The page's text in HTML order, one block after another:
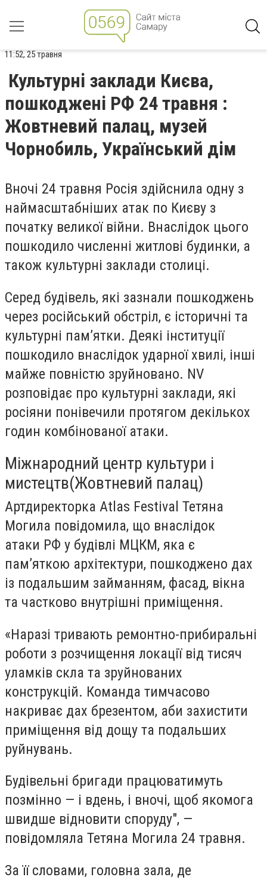
11:52, 25 травня
Культурні заклади Києва,
пошкоджені РФ 24 травня :
Жовтневий палац, музей
Чорнобиль, Український дім
Вночі 24 травня Росія здійснила одну з
наймасштабніших атак по Києву з
початку великої війни. Внаслідок цього
пошкодило численні житлові будинки, а
також культурні заклади столиці.
Серед будівель, які зазнали пошкоджень
через російський обстріл, є історичні та
культурні пам’ятки. Деякі інституції
пошкодило внаслідок ударної хвилі, інші
майже повністю зруйновано. NV
розповідає про культурні заклади, які
росіяни понівечили протягом декількох
годин комбінованої атаки.
Міжнародний центр культури і
мистецтв(Жовтневий палац)
Артдиректорка Atlas Festival Тетяна
Могила повідомила, що внаслідок
атаки РФ у будівлі МЦКМ, яка є
пам’яткою архітектури, пошкоджено дах
із подальшим займанням, фасад, вікна
та частково внутрішні приміщення.
«Наразі тривають ремонтно-прибиральні
роботи з розчищення локації від тисяч
уламків скла та зруйнованих
конструкцій. Команда тимчасово
накриває дах брезентом, аби захистити
приміщення від дощу та подальших
руйнувань.
Будівельні бригади працюватимуть
позмінно — і вдень, і вночі, щоб якомога
швидше відновити споруду", —
повідомляла Тетяна Могила 24 травня.
За її словами, головна зала, де